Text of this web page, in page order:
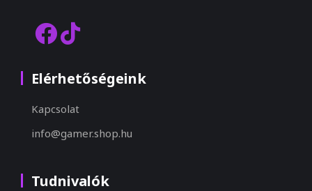
Elérhetőségeink
Kapcsolat
info@gamer.shop.hu
Tudnivalók